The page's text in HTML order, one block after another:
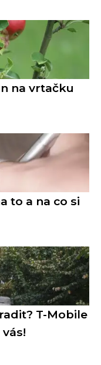
na vrtačku
to a na co si
T-Mobile